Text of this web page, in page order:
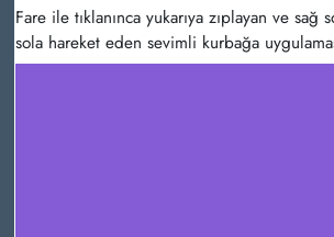
Fare ile tıklanınca yukarıya zıplayan ve sağ
sola hareket eden sevimli kurbağa